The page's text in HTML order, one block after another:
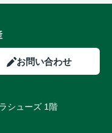
お問い合わせ
シューズ 1階